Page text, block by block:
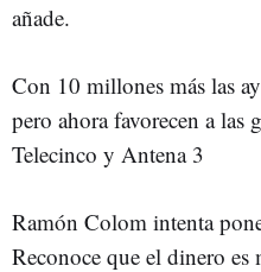
añade.
Con 10 millones más las
pero ahora favorecen a las
Telecinco y Antena 3
Ramón Colom intenta
Reconoce que el dinero es